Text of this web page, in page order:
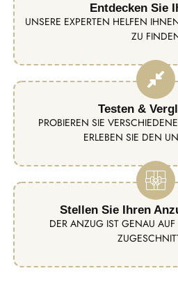
Entdecken Sie
UNSERE EXPERTEN HELFEN
ZU
Testen &
PROBIEREN SIE
ERLEBEN SIE DEN
Stellen Sie Ihren
DER ANZUG IST GENAU AUF